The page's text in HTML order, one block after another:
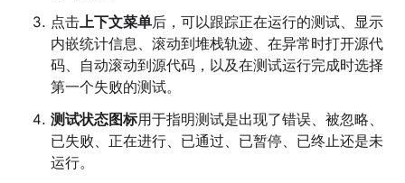
点击上下文菜单后，可以跟踪正在运行的测试、显示
内嵌统计信息、滚动到堆栈轨迹、在异常时打开源代
码、自动滚动到源代码，以及在测试运行完成时选择
第一个失败的测试。
测试状态图标用于指明测试是出现了错误、被忽略、
已失败、正在进行、已通过、已暂停、已终止还是未
运行。